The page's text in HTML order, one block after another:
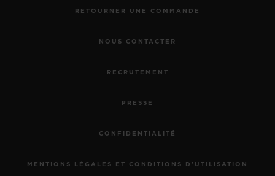
RETOURNER UNE COMMANDE
NOUS CONTACTER
RECRUTEMENT
PRESSE
CONFIDENTIALITÉ
MENTIONS LÉGALES ET CONDITIONS D'UTILISATION